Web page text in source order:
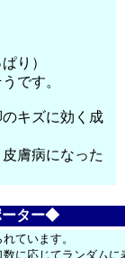
り）
です。
キズに効く成
膚病になった
ーター◆
ています。
に応じてランダムに